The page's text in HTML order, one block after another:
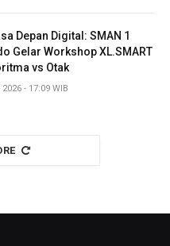
Depan Digital: SMAN 1
Gelar Workshop XL.SMART
vs Otak
- 17:09 WIB